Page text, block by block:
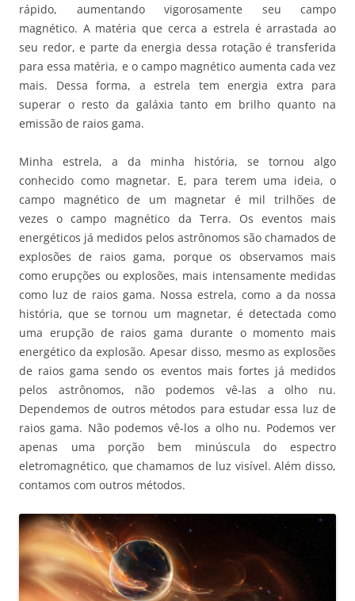
rápido, aumentando vigorosamente seu campo
magnético. A matéria que cerca a estrela é arrastada ao
seu redor, e parte da energia dessa rotação é transferida
para essa matéria, e o campo magnético aumenta cada vez
mais. Dessa forma, a estrela tem energia extra para
superar o resto da galáxia tanto em brilho quanto na
emissão de raios gama.
Minha estrela, a da minha história, se tornou algo
conhecido como magnetar. E, para terem uma ideia, o
campo magnético de um magnetar é mil trilhões de
vezes o campo magnético da Terra. Os eventos mais
energéticos já medidos pelos astrônomos são chamados de
explosões de raios gama, porque os observamos mais
como erupções ou explosões, mais intensamente medidas
como luz de raios gama. Nossa estrela, como a da nossa
história, que se tornou um magnetar, é detectada como
uma erupção de raios gama durante o momento mais
energético da explosão. Apesar disso, mesmo as explosões
de raios gama sendo os eventos mais fortes já medidos
pelos astrônomos, não podemos vê-las a olho nu.
Dependemos de outros métodos para estudar essa luz de
raios gama. Não podemos vê-los a olho nu. Podemos ver
apenas uma porção bem minúscula do espectro
eletromagnético, que chamamos de luz visível. Além disso,
contamos com outros métodos.